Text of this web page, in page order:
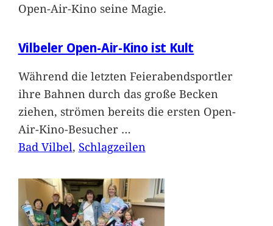
Open-Air-Kino seine Magie.
Vilbeler Open-Air-Kino ist Kult
Während die letzten Feierabendsportler
ihre Bahnen durch das große Becken
ziehen, strömen bereits die ersten Open-
Air-Kino-Besucher …
Bad Vilbel, Schlagzeilen